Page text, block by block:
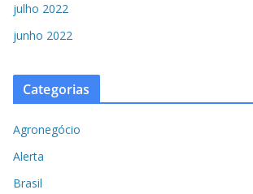
julho 2022
junho 2022
Categorias
Agronegócio
Alerta
Brasil